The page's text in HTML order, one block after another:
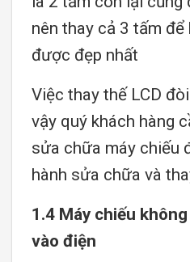
nên thay cả 3 tấm để
được đẹp nhất
Việc thay thế LCD
vậy quý khách hàng
sửa chữa máy chiếu
hành sửa chữa và
1.4 Máy chiếu
vào điện